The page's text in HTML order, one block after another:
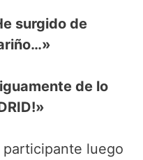
surgido de
de lo
luego